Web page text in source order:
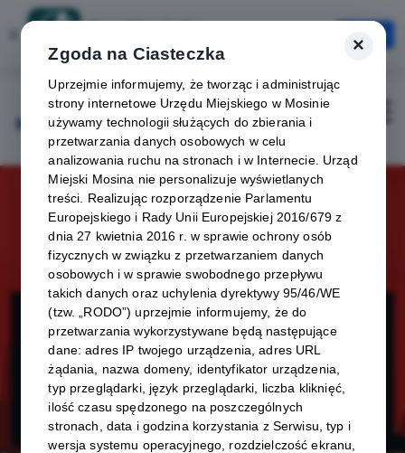
× Szybciej, wygodniej, zawsze pod ręką
Otwórz
Zaloguj
NinjaCon -
Festiwal Klocków
i Fantastyki
×
Zgoda na Ciasteczka
Uprzejmie informujemy, że tworząc i administrując
strony internetowe Urzędu Miejskiego w Mosinie
używamy technologii służących do zbierania i
przetwarzania danych osobowych w celu
analizowania ruchu na stronach i w Internecie. Urząd
Miejski Mosina nie personalizuje wyświetlanych
treści. Realizując rozporządzenie Parlamentu
Europejskiego i Rady Unii Europejskiej 2016/679 z
dnia 27 kwietnia 2016 r. w sprawie ochrony osób
fizycznych w związku z przetwarzaniem danych
osobowych i w sprawie swobodnego przepływu
takich danych oraz uchylenia dyrektywy 95/46/WE
(tzw. „RODO”) uprzejmie informujemy, że do
przetwarzania wykorzystywane będą następujące
dane: adres IP twojego urządzenia, adres URL
żądania, nazwa domeny, identyfikator urządzenia,
typ przeglądarki, język przeglądarki, liczba kliknięć,
ilość czasu spędzonego na poszczególnych
stronach, data i godzina korzystania z Serwisu, typ i
wersja systemu operacyjnego, rozdzielczość ekranu,